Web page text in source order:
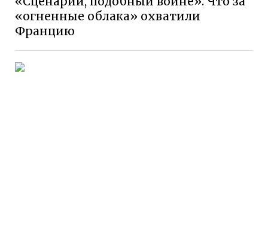
«огненные облака» охватили
Францию